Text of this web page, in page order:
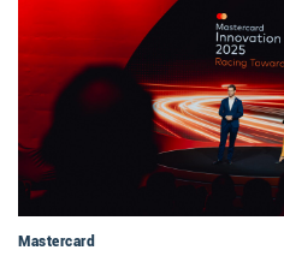
Mastercard